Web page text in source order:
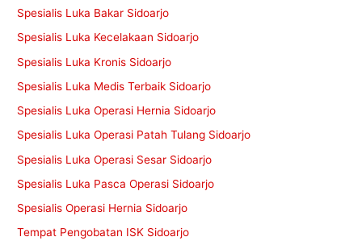
Spesialis Luka Bakar Sidoarjo
Spesialis Luka Kecelakaan Sidoarjo
Spesialis Luka Kronis Sidoarjo
Spesialis Luka Medis Terbaik Sidoarjo
Spesialis Luka Operasi Hernia Sidoarjo
Spesialis Luka Operasi Patah Tulang Sidoarjo
Spesialis Luka Operasi Sesar Sidoarjo
Spesialis Luka Pasca Operasi Sidoarjo
Spesialis Operasi Hernia Sidoarjo
Tempat Pengobatan ISK Sidoarjo